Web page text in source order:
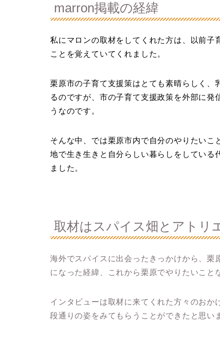
marron掲載の経緯
私にマロンの取材をしてくれた方は、以前
ことを覚えていてくれました。
栗原市の子育て支援策はとても素晴らしく
るのですが、市の子育て支援政策を外部に
うなのです。
そんな中、では栗原市内で自分のやりたい
地で生き生きと自分らしい暮らしをしてい
ました。
取材はスパイス畑とアトリ
海外でスパイスに出会ったきっかけから、
になった経緯、これから栗原でやりたいこと
インタビューは取材に来てくれた方々のお
段通りの姿をみてもらうことができたと思い